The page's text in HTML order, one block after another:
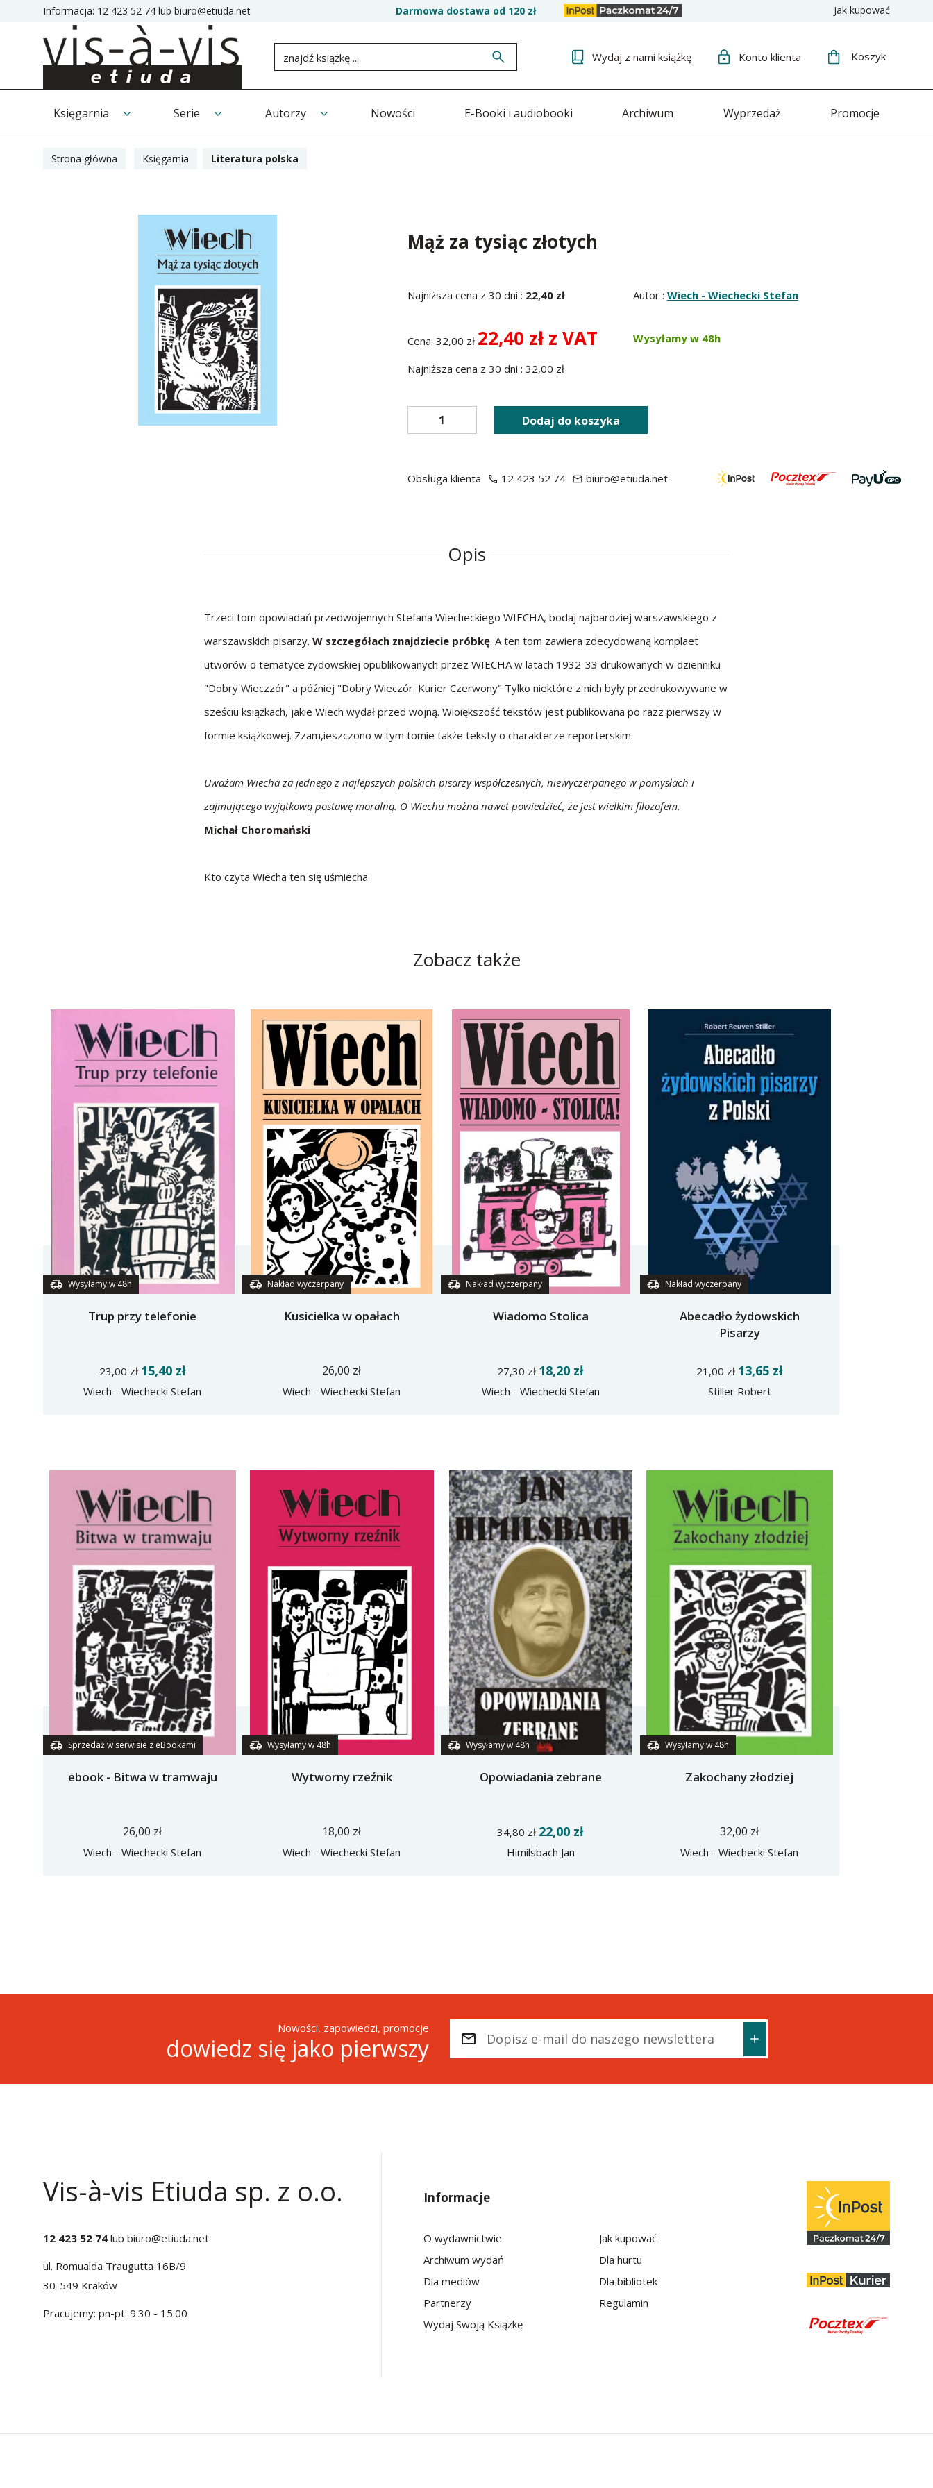
Informacja: 12 423 52 74 lub biuro@etiuda.net Darmowa dostawa od 120 zł Jak kupować
Wydaj z nami książkę Konto klienta Koszyk
Księgarnia Serie Autorzy Nowości E-Booki i audiobooki Archiwum Wyprzedaż Promocje
Strona główna Księgarnia Literatura polska
Mąż za tysiąc złotych
Najniższa cena z 30 dni : 22,40 zł Autor : Wiech - Wiechecki Stefan
Cena:32,00 zł 22,40 zł z VAT
Najniższa cena z 30 dni : 32,00 zł
Wysyłamy w 48h
Dodaj do koszyka
Obsługa klienta 12 423 52 74 biuro@etiuda.net
Opis
Trzeci tom opowiadań przedwojennych Stefana Wiecheckiego WIECHA, bodaj najbardziej warszawskiego z
warszawskich pisarzy. W szczegółach znajdziecie próbkę. A ten tom zawiera zdecydowaną komplaet
utworów o tematyce żydowskiej opublikowanych przez WIECHA w latach 1932-33 drukowanych w dzienniku
"Dobry Wieczzór" a później "Dobry Wieczór. Kurier Czerwony" Tylko niektóre z nich były przedrukowywane w
sześciu książkach, jakie Wiech wydał przed wojną. Wioiększość tekstów jest publikowana po razz pierwszy w
formie książkowej. Zzam,ieszczono w tym tomie także teksty o charakterze reporterskim.
Uważam Wiecha za jednego z najlepszych polskich pisarzy współczesnych, niewyczerpanego w pomysłach i
zajmującego wyjątkową postawę moralną. O Wiechu można nawet powiedzieć, że jest wielkim filozofem.
Michał Choromański
Kto czyta Wiecha ten się uśmiecha
Zobacz także
Wysyłamy w 48h
Trup przy telefonie
23,00 zł 15,40 zł
Wiech - Wiechecki Stefan
Nakład wyczerpany
Kusicielka w opałach
26,00 zł
Wiech - Wiechecki Stefan
Nakład wyczerpany
Wiadomo Stolica
27,30 zł 18,20 zł
Wiech - Wiechecki Stefan
Nakład wyczerpany
Abecadło żydowskich
Pisarzy
21,00 zł 13,65 zł
Stiller Robert
Sprzedaż w serwisie z eBookami
ebook - Bitwa w tramwaju
26,00 zł
Wiech - Wiechecki Stefan
Wysyłamy w 48h
Wytworny rzeźnik
18,00 zł
Wiech - Wiechecki Stefan
Wysyłamy w 48h
Opowiadania zebrane
34,80 zł 22,00 zł
Himilsbach Jan
Wysyłamy w 48h
Zakochany złodziej
32,00 zł
Wiech - Wiechecki Stefan
Nowości, zapowiedzi, promocje
dowiedz się jako pierwszy
Vis-à-vis Etiuda sp. z o.o.
12 423 52 74 lub biuro@etiuda.net
ul. Romualda Traugutta 16B/9
30-549 Kraków
Pracujemy: pn-pt: 9:30 - 15:00
Informacje
O wydawnictwie
Archiwum wydań
Dla mediów
Partnerzy
Wydaj Swoją Książkę
Jak kupować
Dla hurtu
Dla bibliotek
Regulamin